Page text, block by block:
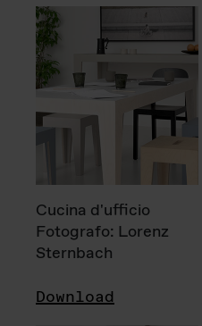
Cucina d'ufficio
Fotografo: Lorenz
Sternbach
Download